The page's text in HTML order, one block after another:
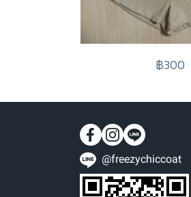
฿300
@freezychiccoat